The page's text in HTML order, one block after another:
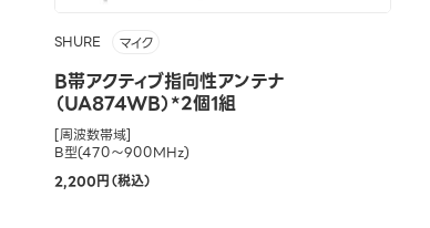
SHURE マイク
B帯アクティブ指向性アンテナ
（UA874WB）*2個1組
[周波数帯域]
B型(470～900MHz)
2,200円（税込）